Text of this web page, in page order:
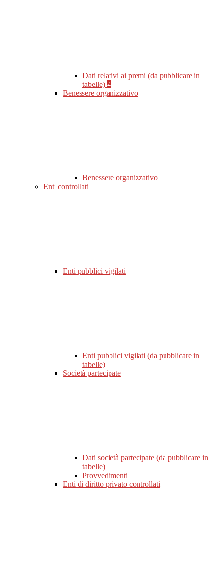
Dati relativi ai premi (da pubblicare in
tabelle) 4
Benessere organizzativo
Benessere organizzativo
Enti controllati
Enti pubblici vigilati
Enti pubblici vigilati (da pubblicare in
tabelle)
Società partecipate
Dati società partecipate (da pubblicare in
tabelle)
Provvedimenti
Enti di diritto privato controllati